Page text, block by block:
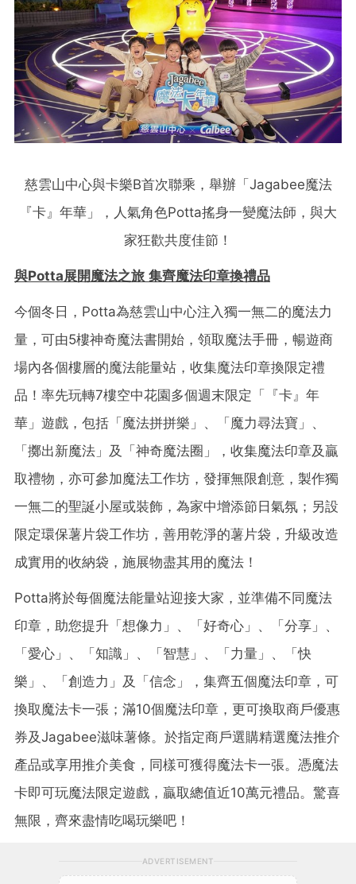
慈雲山中心與卡樂B首次聯乘，舉辦「Jagabee魔法
『卡』年華」，人氣角色Potta搖身一變魔法師，與大
家狂歡共度佳節！
與Potta展開魔法之旅 集齊魔法印章換禮品
今個冬日，Potta為慈雲山中心注入獨一無二的魔法力
量，可由5樓神奇魔法書開始，領取魔法手冊，暢遊商
場內各個樓層的魔法能量站，收集魔法印章換限定禮
品！率先玩轉7樓空中花園多個週末限定「『卡』年
華」遊戲，包括「魔法拼拼樂」、「魔力尋法寶」、
「擲出新魔法」及「神奇魔法圈」，收集魔法印章及贏
取禮物，亦可參加魔法工作坊，發揮無限創意，製作獨
一無二的聖誕小屋或裝飾，為家中增添節日氣氛；另設
限定環保薯片袋工作坊，善用乾淨的薯片袋，升級改造
成實用的收納袋，施展物盡其用的魔法！
Potta將於每個魔法能量站迎接大家，並準備不同魔法
印章，助您提升「想像力」、「好奇心」、「分享」、
「愛心」、「知識」、「智慧」、「力量」、「快
樂」、「創造力」及「信念」，集齊五個魔法印章，可
換取魔法卡一張；滿10個魔法印章，更可換取商戶優惠
券及Jagabee滋味薯條。於指定商戶選購精選魔法推介
產品或享用推介美食，同樣可獲得魔法卡一張。憑魔法
卡即可玩魔法限定遊戲，贏取總值近10萬元禮品。驚喜
無限，齊來盡情吃喝玩樂吧！
ADVERTISEMENT